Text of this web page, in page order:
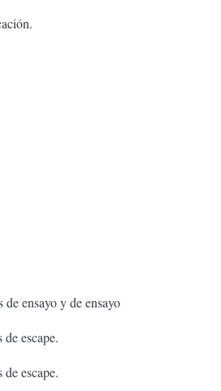
ensayo y de ensayo
escape.
escape.